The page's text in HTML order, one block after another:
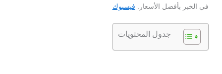
في الخبر بأفضل الأسعار. فيسبوك
جدول المحتويات